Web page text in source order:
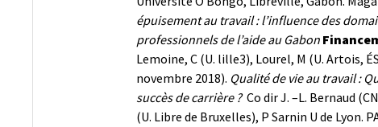
épuisement au travail : l’influence des
professionnels de l’aide au Gabon
Lemoine, C (U. lille3), Lourel, M (U. Artois,
novembre 2018). Qualité de vie au travail :
succès de carrière ? Co dir J. –L. Bernaud
(U. Libre de Bruxelles), P Sarnin U de Lyon.